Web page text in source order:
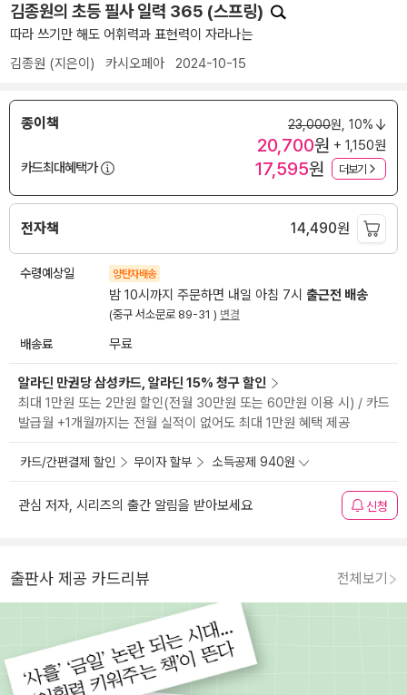
김종원의 초등 필사 일력 365 (스프링)
따라 쓰기만 해도 어휘력과 표현력이 자라나는
김종원 (지은이) 카시오페아 2024-10-15
종이책 23,000원, 10%
20,700원 + 1,150원
카드최대혜택가
17,595원 더보기
전자책 14,490원
수령예상일 양탄자배송
밤 10시까지 주문하면 내일 아침 7시 출근전 배송
(중구 서소문로 89-31 ) 변경
배송료 무료
알라딘 만권당 삼성카드, 알라딘 15% 청구 할인
최대 1만원 또는 2만원 할인(전월 30만원 또는 60만원 이용 시) / 카드
발급월 +1개월까지는 전월 실적이 없어도 최대 1만원 혜택 제공
카드/간편결제 할인 무이자 할부 소득공제 940원
관심 저자, 시리즈의 출간 알림을 받아보세요 신청
출판사 제공 카드리뷰 전체보기